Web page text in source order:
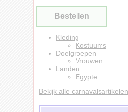
Bestellen
Kleding
Kostuums
Doelgroepen
Vrouwen
Landen
Egypte
Bekijk alle carnavalsartikelen